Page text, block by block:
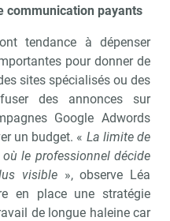
communication payants
tendance à dépenser
pour donner de
sites spécialisés ou des
des annonces sur
Google Adwords
un budget. « La limite de
le professionnel décide
visible», observe Léa
en place une stratégie
de longue haleine car